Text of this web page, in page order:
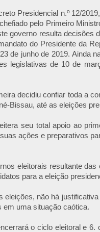
Presidencial n.º 12/
pelo Primeiro
governo resulta decisões
do Presidente da
de junho de 2019. Ainda
legislativas de 10 de
decidiu confiar toda a
Bissau, até as eleições
seu total apoio ao
ações e preparativos
eleitorais resultante
para a eleição
não há
em uma situação caótica.
o ciclo eleitoral e